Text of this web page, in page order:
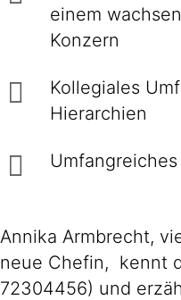
einem
Konzern
Kollegiales
Hierarchien
Annika Armbrecht,
neue Chefin, kennt
72304456) und